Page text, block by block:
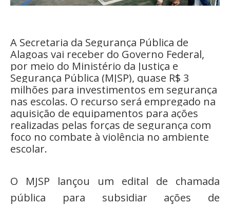
A Secretaria da Segurança Pública de
Alagoas vai receber do Governo Federal,
por meio do Ministério da Justiça e
Segurança Pública (MJSP), quase R$ 3
milhões para investimentos em segurança
nas escolas. O recurso será empregado na
aquisição de equipamentos para ações
realizadas pelas forças de segurança com
foco no combate à violência no ambiente
escolar.
O MJSP lançou um edital de chamada
pública para subsidiar ações de